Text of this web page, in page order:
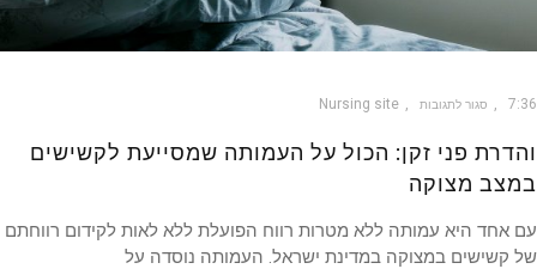
סגור לתגובות Nursing site
פני זקן: הכול על העמותה שמסייעת לקשישים
מצוקה
אחד היא עמותה ללא מטרות רווח הפועלת ללא לאות לקידום רווחתם
קשישים במצוקה במדינת ישראל. העמותה נוסדה על